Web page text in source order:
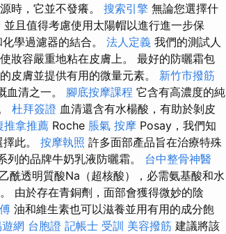
時，它並不發癢。 搜索引擎 無論您選擇什
且值得考慮使用太陽帽以進行進一步保
學過濾器的結合。 法人定義 我們的測試人
妝容嚴重地粘在皮膚上。 最好的防曬霜包
皮膚並提供有用的微量元素。 新竹市撥筋
血清之一。 腳底按摩課程 它含有高濃度的純
杜拜簽證 血清還含有水楊酸，有助於剝皮
推拿推薦 Roche 脹氣 按摩 Posay，我們知
此。 按摩執照 許多面部產品旨在治療特殊
列的品牌牛奶乳液防曬霜。 台中整骨神醫
酰透明質酸Na（超核酸），必需氨基酸和水
由於存在青銅劑，面部會獲得微妙的陰
油和維生素也可以滋養並用有用的成分飽
網 台胞證 記帳士 受訓 美容撥筋 建議將該